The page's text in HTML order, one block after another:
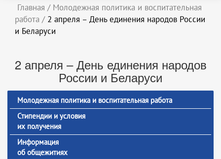
Главная / Молодежная политика и воспитательная
работа / 2 апреля – День единения народов России
и Беларуси
2 апреля – День единения народов
России и Беларуси
Молодежная политика и воспитательная работа
Стипендии и условия
их получения
Информация
об общежитиях